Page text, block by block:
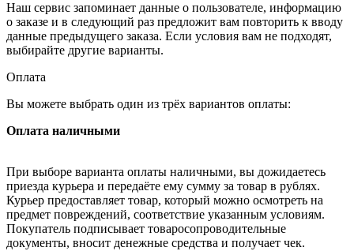
Наш сервис запоминает данные о пользователе, информацию
о заказе и в следующий раз предложит вам повторить к вводу
данные предыдущего заказа. Если условия вам не подходят,
выбирайте другие варианты.
Оплата
Вы можете выбрать один из трёх вариантов оплаты:
Оплата наличными
При выборе варианта оплаты наличными, вы дожидаетесь
приезда курьера и передаёте ему сумму за товар в рублях.
Курьер предоставляет товар, который можно осмотреть на
предмет повреждений, соответствие указанным условиям.
Покупатель подписывает товаросопроводительные
документы, вносит денежные средства и получает чек.